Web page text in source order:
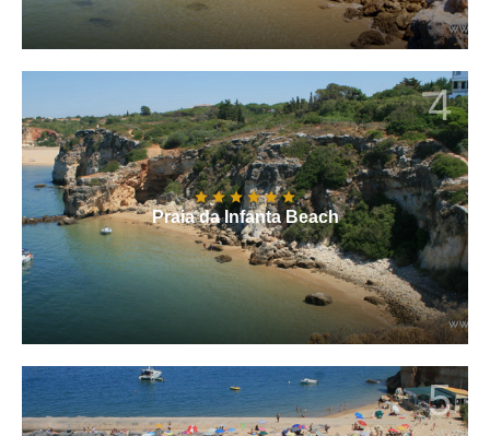
4
Praia da Infanta Beach
5